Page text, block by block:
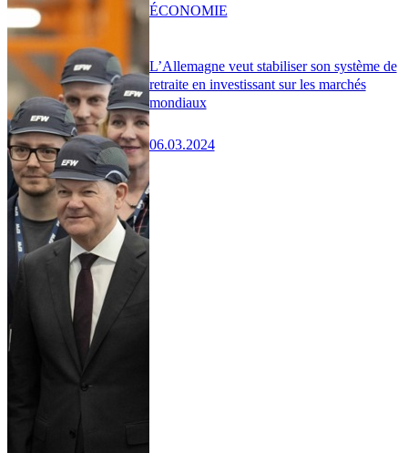
L’Allemagne veut stabiliser son système de
retraite en investissant sur les marchés
mondiaux
06.03.2024
ÉCONOMIE